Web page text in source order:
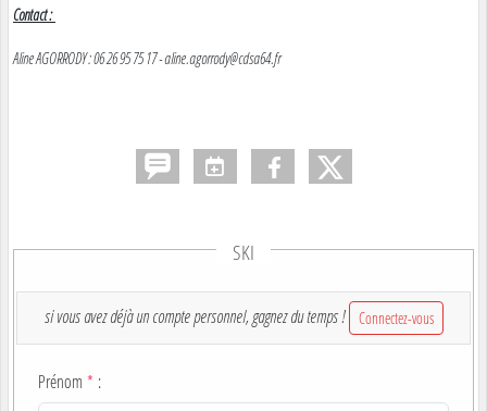
Contact :
Aline AGORRODY : 06 26 95 75 17 - aline.agorrody@cdsa64.fr
SKI
si vous avez déjà un compte personnel, gagnez du temps ! Connectez-vous
Prénom * :